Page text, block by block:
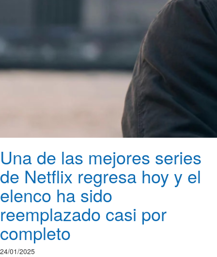
Una de las mejores series
de Netflix regresa hoy y el
elenco ha sido
reemplazado casi por
completo
24/01/2025